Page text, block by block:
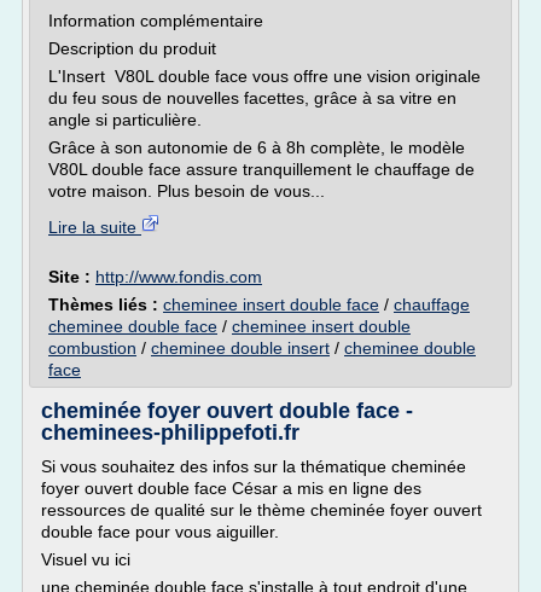
Information complémentaire
Description du produit
L'Insert V80L double face vous offre une vision originale
du feu sous de nouvelles facettes, grâce à sa vitre en
angle si particulière.
Grâce à son autonomie de 6 à 8h complète, le modèle
V80L double face assure tranquillement le chauffage de
votre maison. Plus besoin de vous...
Lire la suite
Site : http://www.fondis.com
Thèmes liés : cheminee insert double face / chauffage
cheminee double face / cheminee insert double
combustion / cheminee double insert / cheminee double
face
cheminée foyer ouvert double face -
cheminees-philippefoti.fr
Si vous souhaitez des infos sur la thématique cheminée
foyer ouvert double face César a mis en ligne des
ressources de qualité sur le thème cheminée foyer ouvert
double face pour vous aiguiller.
Visuel vu ici
une cheminée double face s'installe à tout endroit d'une